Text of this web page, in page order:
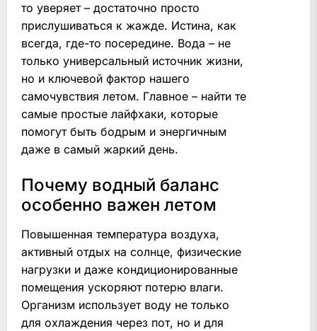
то уверяет – достаточно просто
прислушиваться к жажде. Истина, как
всегда, где-то посередине. Вода – не
только универсальный источник жизни,
но и ключевой фактор нашего
самочувствия летом. Главное – найти те
самые простые лайфхаки, которые
помогут быть бодрым и энергичным
даже в самый жаркий день.
Почему водный баланс
особенно важен летом
Повышенная температура воздуха,
активный отдых на солнце, физические
нагрузки и даже кондиционированные
помещения ускоряют потерю влаги.
Организм использует воду не только
для охлаждения через пот, но и для